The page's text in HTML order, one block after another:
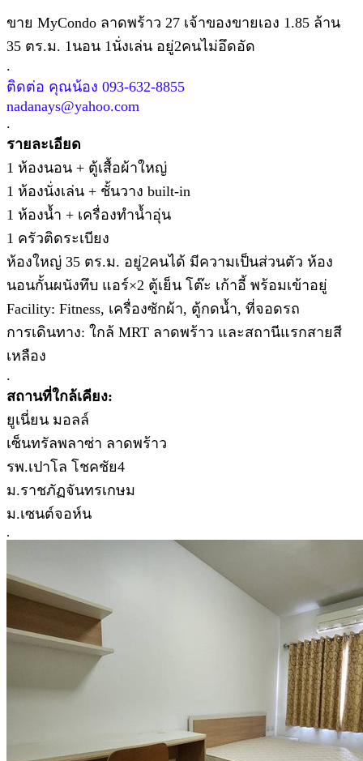
ขาย MyCondo ลาดพร้าว 27 เจ้าของขายเอง 1.85 ล้าน
35 ตร.ม. 1นอน 1นั่งเล่น อยู่2คนไม่อึดอัด
.
ติดต่อ คุณน้อง 093-632-8855
nadanays@yahoo.com
.
รายละเอียด
1 ห้องนอน + ตู้เสื้อผ้าใหญ่
1 ห้องนั่งเล่น + ชั้นวาง built-in
1 ห้องน้ำ + เครื่องทำน้ำอุ่น
1 ครัวติดระเบียง
ห้องใหญ่ 35 ตร.ม. อยู่2คนได้ มีความเป็นส่วนตัว ห้อง
นอนกั้นผนังทึบ แอร์×2 ตู้เย็น โต๊ะ เก้าอี้ พร้อมเข้าอยู่
Facility: Fitness, เครื่องซักผ้า, ตู้กดน้ำ, ที่จอดรถ
การเดินทาง: ใกล้ MRT ลาดพร้าว และสถานีแรกสายสี
เหลือง
.
สถานที่ใกล้เคียง:
ยูเนี่ยน มอลล์
เซ็นทรัลพลาซ่า ลาดพร้าว
รพ.เปาโล โชคชัย4
ม.ราชภัฏจันทรเกษม
ม.เซนต์จอห์น
.